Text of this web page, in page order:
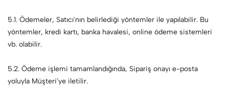
5.1. Ödemeler, Satıcı'nın belirlediği yöntemler ile yapılabilir. Bu
yöntemler, kredi kartı, banka havalesi, online ödeme sistemleri
vb. olabilir.
5.2. Ödeme işlemi tamamlandığında, Sipariş onayı e-posta
yoluyla Müşteri'ye iletilir.